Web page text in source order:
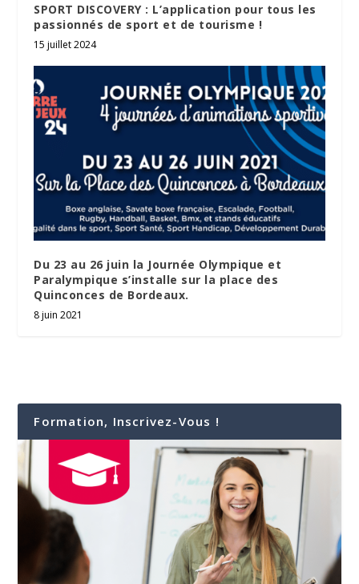
SPORT DISCOVERY : L’application pour tous les
passionnés de sport et de tourisme !
15 juillet 2024
Du 23 au 26 juin la Journée Olympique et
Paralympique s’installe sur la place des
Quinconces de Bordeaux.
8 juin 2021
Formation, Inscrivez-Vous !